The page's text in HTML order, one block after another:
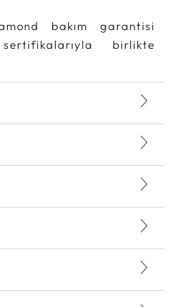
bakım garantisi
birlikte